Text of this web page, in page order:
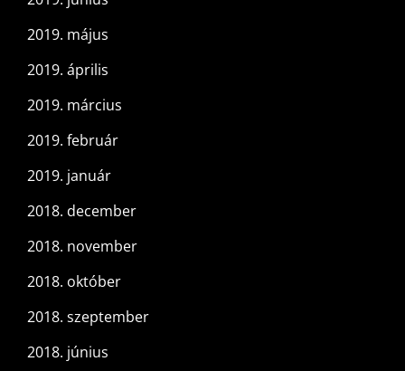
2019. május
2019. április
2019. március
2019. február
2019. január
2018. december
2018. november
2018. október
2018. szeptember
2018. június